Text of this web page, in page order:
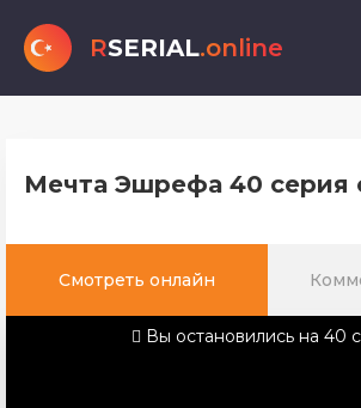
RSERIAL.online
Мечта Эшрефа 40 серия
Смотреть онлайн
Вы остановились на 40